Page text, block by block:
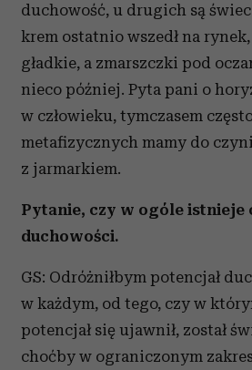
duchowość, u drugich są
krem ostatnio wszedł na rynek,
gładkie, a zmarszczki pod
nieco później. Pyta pani o
w człowieku, tymczasem
metafizycznych mamy do
z jarmarkiem.
Pytanie, czy w ogóle istnieje
duchowości.
GS: Odróżniłbym potencjał
w każdym, od tego, czy w
potencjał się ujawnił, został
choćby w ograniczonym